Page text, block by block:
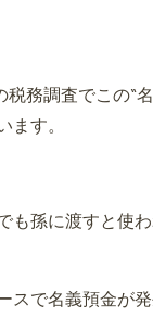
務調査でこの“
す。
孫に渡すと使
で名義預金が